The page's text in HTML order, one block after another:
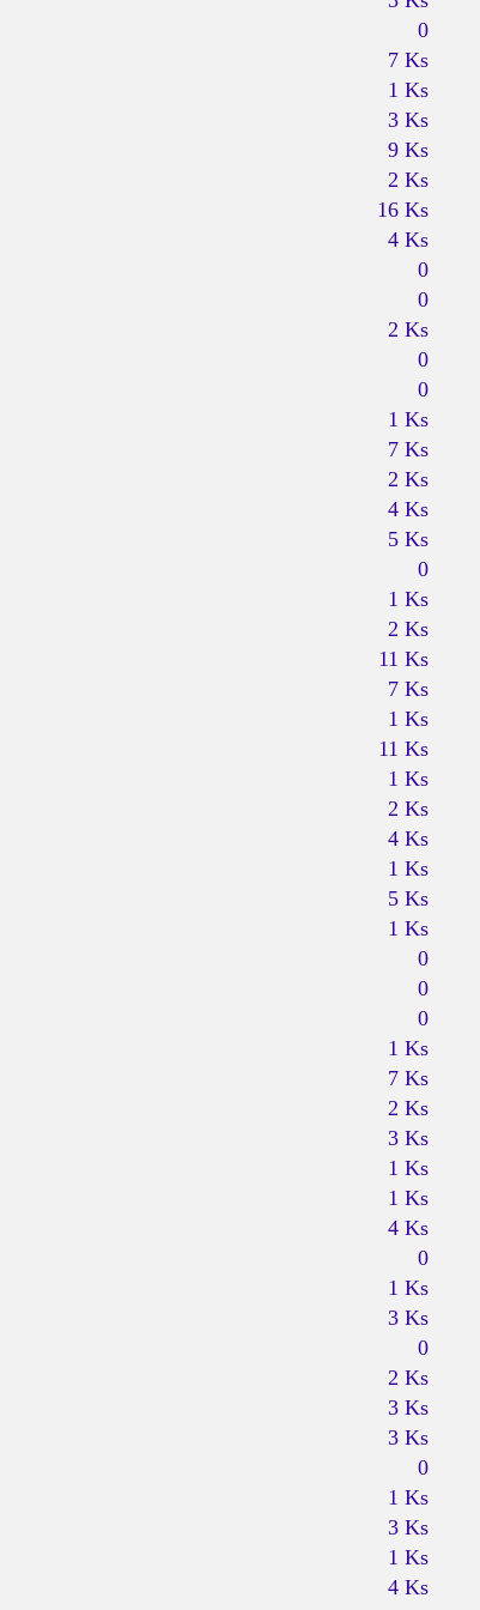
0
7 Ks
1 Ks
3 Ks
9 Ks
2 Ks
16 Ks
4 Ks
0
0
2 Ks
0
0
1 Ks
7 Ks
2 Ks
4 Ks
5 Ks
0
1 Ks
2 Ks
11 Ks
7 Ks
1 Ks
11 Ks
1 Ks
2 Ks
4 Ks
1 Ks
5 Ks
1 Ks
0
0
0
1 Ks
7 Ks
2 Ks
3 Ks
1 Ks
1 Ks
4 Ks
0
1 Ks
3 Ks
0
2 Ks
3 Ks
3 Ks
0
1 Ks
3 Ks
1 Ks
4 Ks